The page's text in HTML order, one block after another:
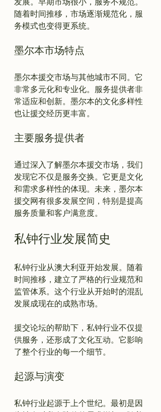
随着时间推移，市场逐渐规范化，服
墨尔本市场特点
墨尔本援交市场与其他城市不同。它
非常多元化和专业化。服务提供者非
常适应和创新。墨尔本的文化多样性
主要服务提供者
通过深入了解墨尔本援交市场，我们
发现它不仅是服务交换。它更是文化
和需求多样性的体现。未来，墨尔本
援交网有很多发展空间，特别是提高
私钟行业发展简史
私钟行业从澳大利亚开始发展。随着
时间推移，建立了严格的行业规范和
监管体系。这个行业从开始时的混乱
发展成现在的成熟市场。
援交论坛的帮助下，私钟行业不仅提
供服务，还形成了文化互动。它影响
起源与演变
私钟行业起源于上个世纪。最初是因